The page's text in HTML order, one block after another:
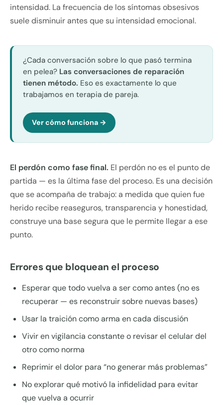
intensidad. La frecuencia de los síntomas obsesivos
suele disminuir antes que su intensidad emocional.
¿Cada conversación sobre lo que pasó termina
en pelea? Las conversaciones de reparación
tienen método. Eso es exactamente lo que
trabajamos en terapia de pareja.
Ver cómo funciona →
El perdón como fase final. El perdón no es el punto de
partida — es la última fase del proceso. Es una decisión
que se acompaña de trabajo: a medida que quien fue
herido recibe reaseguros, transparencia y honestidad,
construye una base segura que le permite llegar a ese
punto.
Errores que bloquean el proceso
Esperar que todo vuelva a ser como antes (no es
recuperar — es reconstruir sobre nuevas bases)
Usar la traición como arma en cada discusión
Vivir en vigilancia constante o revisar el celular del
otro como norma
Reprimir el dolor para “no generar más problemas”
No explorar qué motivó la infidelidad para evitar
que vuelva a ocurrir